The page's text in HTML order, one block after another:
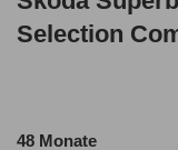
Selection
48 Monate